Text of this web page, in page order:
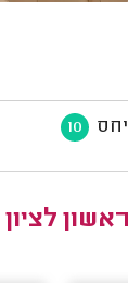
יחס 10
לציון